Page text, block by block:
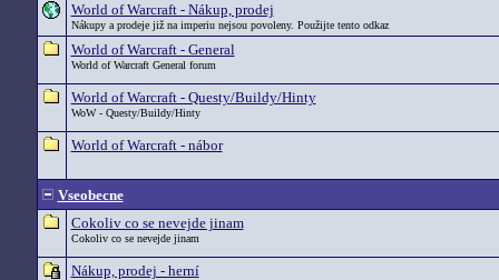
World of Warcraft - Nákup, prodej
Nákupy a prodeje již na imperiu nejsou povoleny. Použijte tento odkaz
World of Warcraft - General
World of Warcraft General forum
World of Warcraft - Questy/Buildy/Hinty
WoW - Questy/Buildy/Hinty
World of Warcraft - nábor
Vseobecne
Cokoliv co se nevejde jinam
Cokoliv co se nevejde jinam
Nákup, prodej - herní